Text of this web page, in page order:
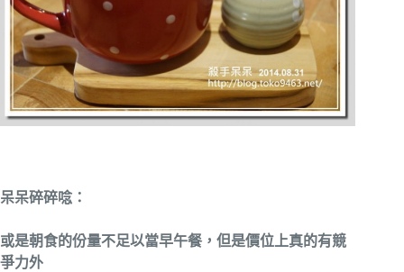
呆呆碎碎唸：
或是朝食的份量不足以當早午餐，但是價位上真的有競
爭力外